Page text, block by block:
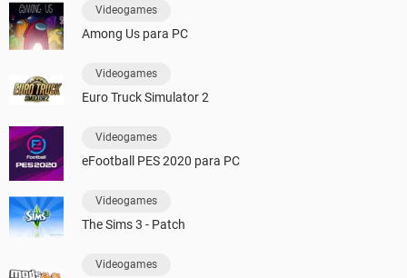
Videogames
Among Us para PC
Videogames
Euro Truck Simulator 2
Videogames
eFootball PES 2020 para PC
Videogames
The Sims 3 - Patch
Videogames